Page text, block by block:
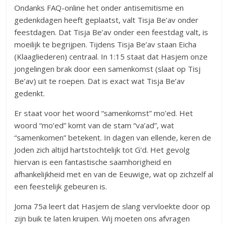
Ondanks FAQ-online het onder antisemitisme en
gedenkdagen heeft geplaatst, valt Tisja Be’av onder
feestdagen. Dat Tisja Be’av onder een feestdag valt, is
moeilijk te begrijpen. Tijdens Tisja Be’av staan Eicha
(Klaagliederen) centraal. In 1:15 staat dat Hasjem onze
jongelingen brak door een samenkomst (slaat op Tisj
Be’av) uit te roepen. Dat is exact wat Tisja Be’av
gedenkt.
Er staat voor het woord “samenkomst” mo’ed. Het
woord “mo’ed” komt van de stam “va’ad”, wat
“samenkomen” betekent. In dagen van ellende, keren de
Joden zich altijd hartstochtelijk tot G’d. Het gevolg
hiervan is een fantastische saamhorigheid en
afhankelijkheid met en van de Eeuwige, wat op zichzelf al
een feestelijk gebeuren is.
Joma 75a leert dat Hasjem de slang vervloekte door op
zijn buik te laten kruipen. Wij moeten ons afvragen